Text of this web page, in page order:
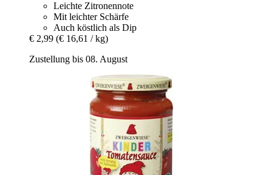
Leichte Zitronennote
Mit leichter Schärfe
Auch köstlich als Dip
€ 2,99 (€ 16,61 / kg)
Zustellung bis 08. August